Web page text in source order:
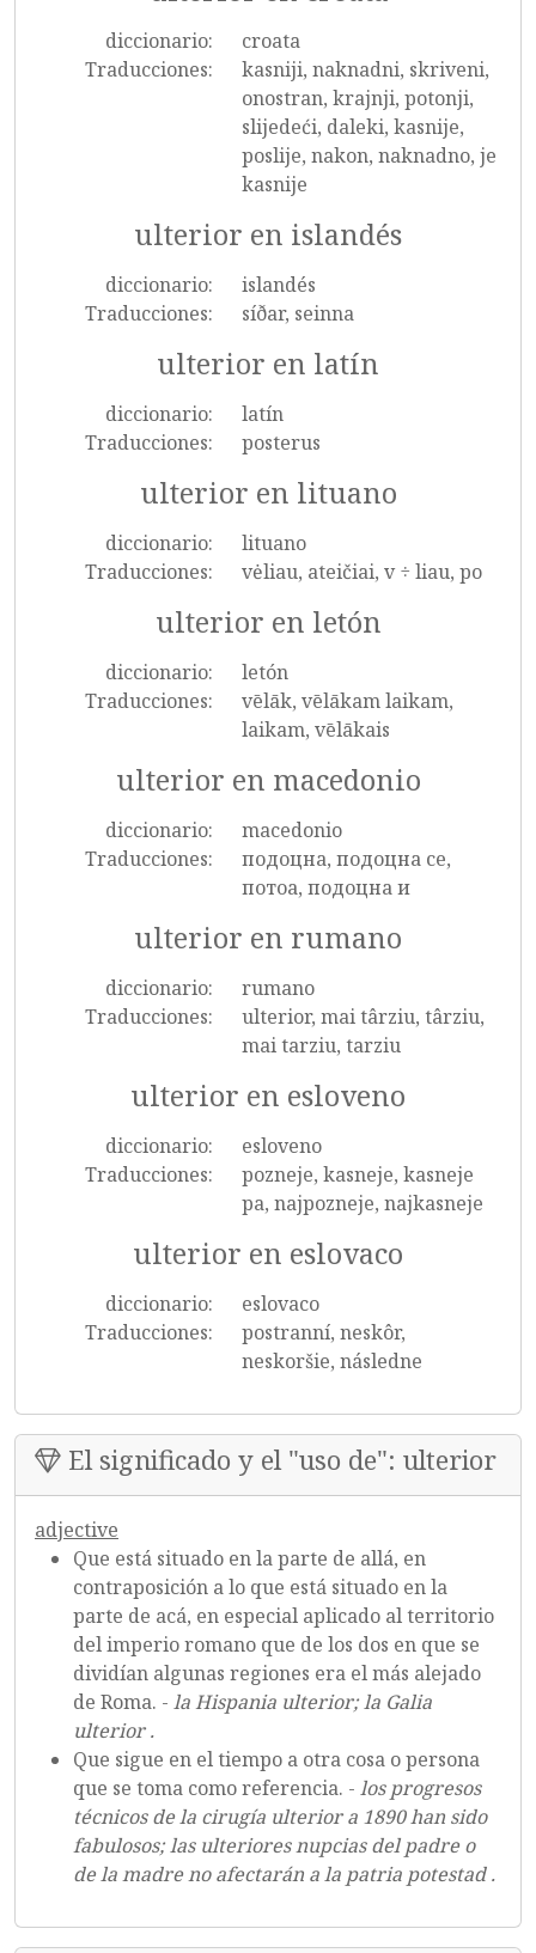
diccionario:
croata
Traducciones:
kasniji, naknadni, skriveni,
onostran, krajnji, potonji,
slijedeći, daleki, kasnije,
poslije, nakon, naknadno, je
kasnije
ulterior en islandés
diccionario:
islandés
Traducciones:
síðar, seinna
ulterior en latín
diccionario:
latín
Traducciones:
posterus
ulterior en lituano
diccionario:
lituano
Traducciones:
vėliau, ateičiai, v ÷ liau, po
ulterior en letón
diccionario:
letón
Traducciones:
vēlāk, vēlākam laikam,
laikam, vēlākais
ulterior en macedonio
diccionario:
macedonio
Traducciones:
подоцна, подоцна се,
потоа, подоцна и
ulterior en rumano
diccionario:
rumano
Traducciones:
ulterior, mai târziu, târziu,
mai tarziu, tarziu
ulterior en esloveno
diccionario:
esloveno
Traducciones:
pozneje, kasneje, kasneje
pa, najpozneje, najkasneje
ulterior en eslovaco
diccionario:
eslovaco
Traducciones:
postranní, neskôr,
neskoršie, následne
El significado y el "uso de": ulterior
adjective
Que está situado en la parte de allá, en
contraposición a lo que está situado en la
parte de acá, en especial aplicado al territorio
del imperio romano que de los dos en que se
dividían algunas regiones era el más alejado
de Roma. - la Hispania ulterior; la Galia
ulterior .
Que sigue en el tiempo a otra cosa o persona
que se toma como referencia. - los progresos
técnicos de la cirugía ulterior a 1890 han sido
fabulosos; las ulteriores nupcias del padre o
de la madre no afectarán a la patria potestad .